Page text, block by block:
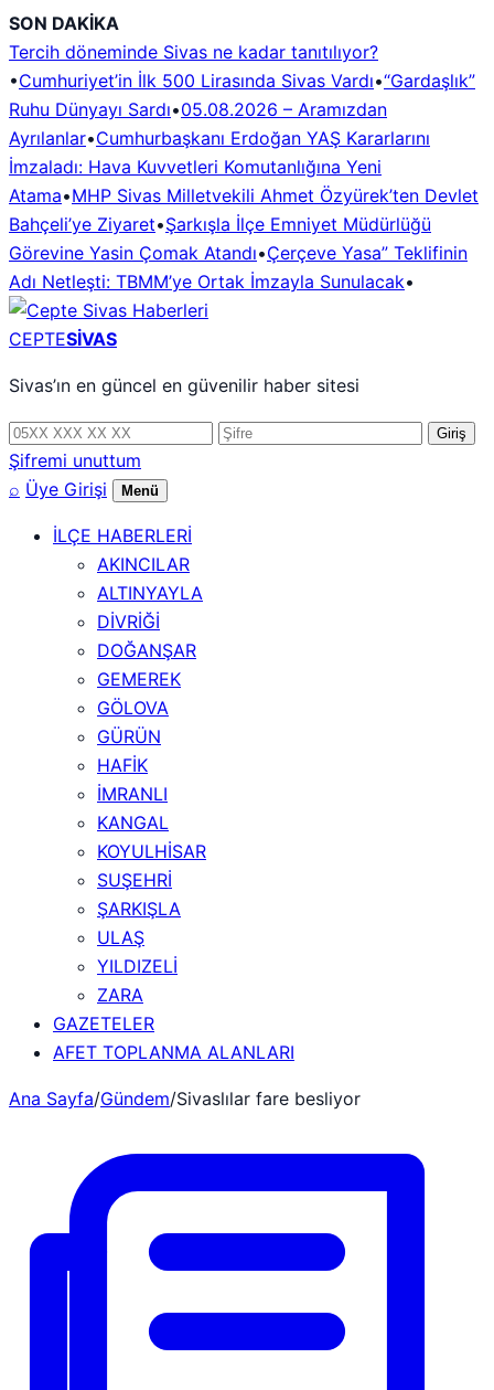
İçeriğe
geç
SON DAKİKA
Tercih döneminde Sivas ne kadar tanıtılıyor?
•Cumhuriyet’in İlk 500 Lirasında Sivas Vardı•“Gardaşlık”
Ruhu Dünyayı Sardı•05.08.2026 – Aramızdan
Ayrılanlar•Cumhurbaşkanı Erdoğan YAŞ Kararlarını
İmzaladı: Hava Kuvvetleri Komutanlığına Yeni
Atama•MHP Sivas Milletvekili Ahmet Özyürek’ten Devlet
Bahçeli’ye Ziyaret•Şarkışla İlçe Emniyet Müdürlüğü
Görevine Yasin Çomak Atandı•Çerçeve Yasa” Teklifinin
Adı Netleşti: TBMM’ye Ortak İmzayla Sunulacak•
CEPTESİVAS
Sivas’ın en güncel en güvenilir haber sitesi
Telefon
numarası
Şifre Giriş
Şifremi unuttum
⌕ Üye Girişi Menü
İLÇE HABERLERİ
AKINCILAR
ALTINYAYLA
DİVRİĞİ
DOĞANŞAR
GEMEREK
GÖLOVA
GÜRÜN
HAFİK
İMRANLI
KANGAL
KOYULHİSAR
SUŞEHRİ
ŞARKIŞLA
ULAŞ
YILDIZELİ
ZARA
GAZETELER
AFET TOPLANMA ALANLARI
Ana Sayfa/Gündem/Sivaslılar fare besliyor